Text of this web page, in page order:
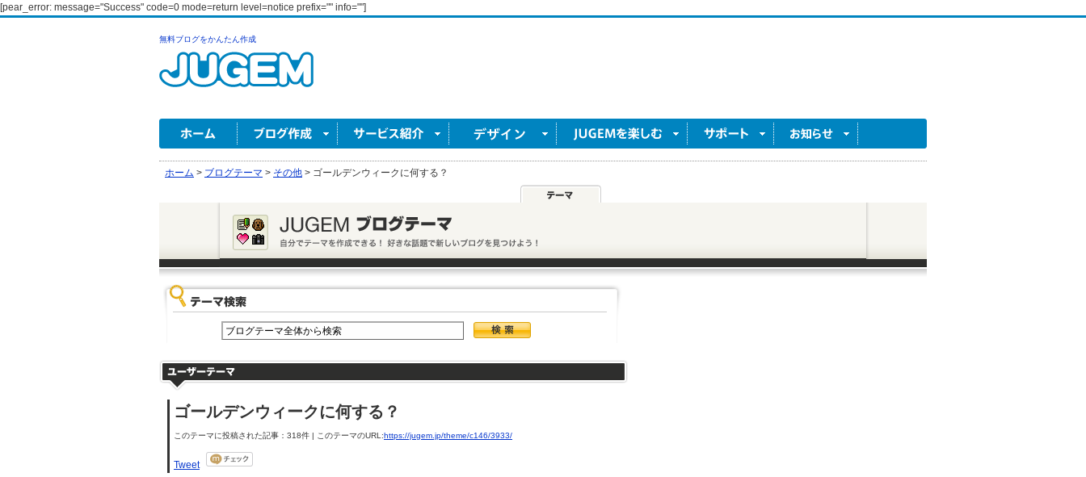
[pear_error: message="Success" code=0 mode=return level=notice prefix="" info=""]
無料ブログをかんたん作成
ホーム > ブログテーマ > その他 > ゴールデンウィークに何する？
ゴールデンウィークに何する？
このテーマに投稿された記事：318件 | このテーマのURL:https://jugem.jp/theme/c146/3933/
Tweet